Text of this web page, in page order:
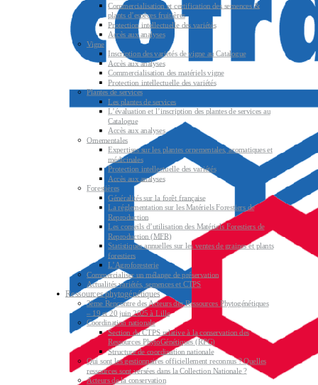
Commercialisation et certification des semences &
plants d’espèces fruitières
Protection intellectuelle des variétés
Accès aux analyses
Vigne
Inscription des variétés de vigne au Catalogue
Accès aux analyses
Commercialisation des matériels vigne
Protection intellectuelle des variétés
Plantes de services
Les plantes de services
L’évaluation et l’inscription des plantes de services au
Catalogue
Accès aux analyses
Ornementales
Expertises sur les plantes ornementales, aromatiques et
médicinales
Protection intellectuelle des variétés
Accès aux analyses
Forestières
Généralités sur la forêt française
La réglementation sur les Matériels Forestiers de
Reproduction
Les conseils d’utilisation des Matériels Forestiers de
Reproduction (MFR)
Statistiques annuelles sur les ventes de graines et plants
forestiers
L’Agroforesterie
Commercialiser un mélange de préservation
Actualités variétés, semences et CTPS
Ressources phytogénétiques
3ème Rencontre des Acteurs des Ressources Phytogénétiques
– 19 et 20 juin 2025 à Lille
Coordination nationale
Section du CTPS relative à la conservation des
Ressources PhytoGénétiques (RPG)
Structure de coordination nationale
Qui sont les gestionnaires officiellement reconnus ? Quelles
ressources sont versées dans la Collection Nationale ?
Acteurs de la conservation